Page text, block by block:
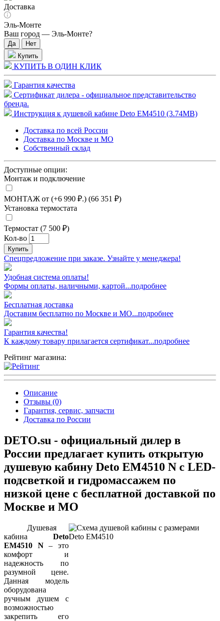
Доставка
Эль-Монте
Ваш город — Эль-Монте?
Купить
КУПИТЬ В ОДИН КЛИК
Гарантия качества
Сертификат дилера - официальное представительство
бренда.
Инструкция к душевой кабине Deto EM4510 (3.74MB)
Доставка по всей России
Доставка по Москве и МО
Собственный склад
Доступные опции:
Монтаж и подключение
МОНТАЖ от (+6 990 ₽.) (66 351 ₽)
Установка термостата
Термостат (7 500 ₽)
Кол-во
Купить
Спецпредложение при заказе. Узнайте у менеджера!
Удобная система оплаты!
Формы оплаты, наличными, картой...подробнее
Бесплатная доставка
Доставим бесплатно по Москве и МО...подробнее
Гарантия качества!
К каждому товару прилагается сертификат...подробнее
Рейтинг магазина:
Описание
Отзывы (0)
Гарантия, сервис, запчасти
Доставка по России
DETO.su - официальный дилер в
России предлагает купить открытую
душевую кабину Deto EM4510 N с LED-
подсветкой и гидромассажем по
низкой цене с бесплатной доставкой по
Москве и МО
Душевая
кабина Deto
EM4510 N– это
комфорт и
надежность по
разумной цене.
Данная модель
оборудована
ручным душем с
возможностью
закрепить его